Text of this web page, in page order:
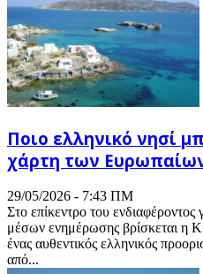
Ποιο ελληνικό νησί
χάρτη των
29/05/2026 - 7:43 ΠΜ
Στο επίκεντρο του
μέσων ενημέρωσης βρίσκεται η
ένας αυθεντικός ελληνικός
από...